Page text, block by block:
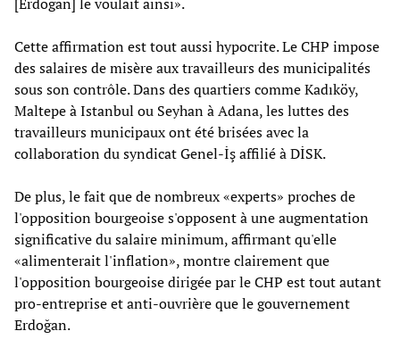
Cette affirmation est tout aussi hypocrite. Le CHP impose
des salaires de misère aux travailleurs des municipalités
sous son contrôle. Dans des quartiers comme Kadıköy,
Maltepe à Istanbul ou Seyhan à Adana, les luttes des
travailleurs municipaux ont été brisées avec la
collaboration du syndicat Genel-İş affilié à DİSK.
De plus, le fait que de nombreux «experts» proches de
l'opposition bourgeoise s'opposent à une augmentation
significative du salaire minimum, affirmant qu'elle
«alimenterait l'inflation», montre clairement que
l'opposition bourgeoise dirigée par le CHP est tout autant
pro-entreprise et anti-ouvrière que le gouvernement
Erdoğan.